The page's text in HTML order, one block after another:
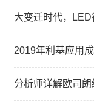
大变迁时代，
2019年利基应用
分析师详解欧司